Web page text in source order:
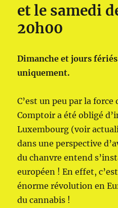
et le samedi
20h00
Dimanche et jours
uniquement.
C’est un peu par la force
Comptoir a été obligé
Luxembourg (voir
dans une perspective
du chanvre entend
européen ! En effet,
énorme révolution en
du cannabis !